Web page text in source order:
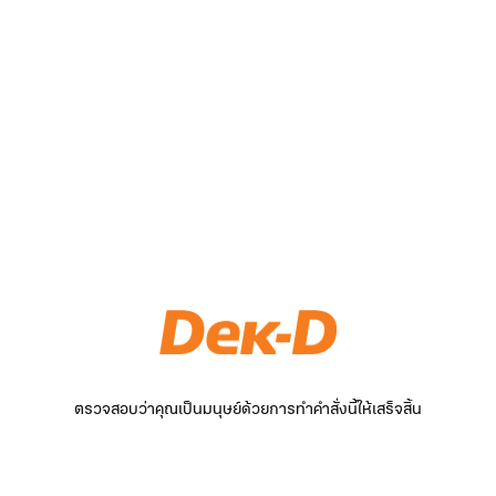
ตรวจสอบว่าคุณเป็นมนุษย์ด้วยการทำคำสั่งนี้ให้เสร็จสิ้น